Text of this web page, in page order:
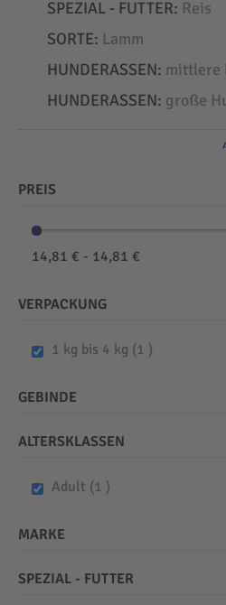
SPEZIAL - FUTTER Reis
SORTE Lamm
HUNDERASSEN mittlere
HUNDERASSEN große
PREIS
14,81 € - 14,81 €
VERPACKUNG
1 kg bis 4 kg 1 item
GEBINDE
ALTERSKLASSEN
Adult 1 item
MARKE
SPEZIAL - FUTTER